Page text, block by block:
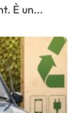
È un...